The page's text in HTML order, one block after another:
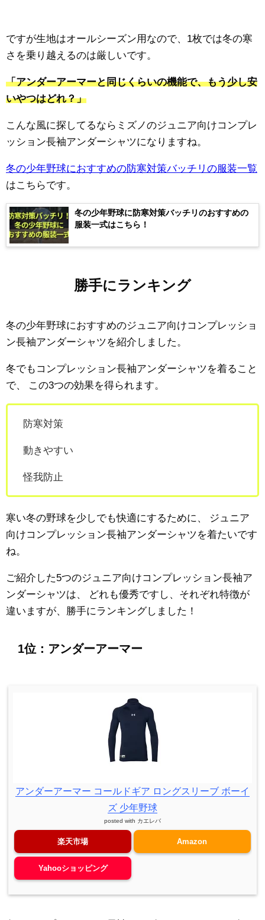
ですが生地はオールシーズン用なので、1枚では冬の寒
さを乗り越えるのは厳しいです。
「アンダーアーマーと同じくらいの機能で、もう少し安
いやつはどれ？」
こんな風に探してるならミズノのジュニア向けコンプレ
ッション長袖アンダーシャツになりますね。
冬の少年野球におすすめの防寒対策バッチリの服装一覧
はこちらです。
冬の少年野球に防寒対策バッチリのおすすめの
服装一式はこちら！
勝手にランキング
冬の少年野球におすすめのジュニア向けコンプレッショ
ン長袖アンダーシャツを紹介しました。
冬でもコンプレッション長袖アンダーシャツを着ること
で、
この3つの効果を得られます。
防寒対策
動きやすい
怪我防止
寒い冬の野球を少しでも快適にするために、
ジュニア
向けコンプレッション長袖アンダーシャツを着たいです
ね。
ご紹介した5つのジュニア向けコンプレッション長袖ア
ンダーシャツは、
どれも優秀ですし、それぞれ特徴が
違いますが、勝手にランキングしました！
1位：アンダーアーマー
アンダーアーマー コールドギア ロングスリーブ ボーイ
ズ 少年野球
posted with カエレバ
楽天市場 Amazon
Yahooショッピング